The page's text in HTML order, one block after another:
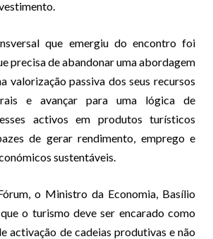
que emergiu do encontro foi
precisa de abandonar uma abordagem
valorização passiva dos seus recursos
e avançar para uma lógica de
activos em produtos turísticos
de gerar rendimento, emprego e
sustentáveis.
o Ministro da Economia, Basílio
o turismo deve ser encarado como
activação de cadeias produtivas e não